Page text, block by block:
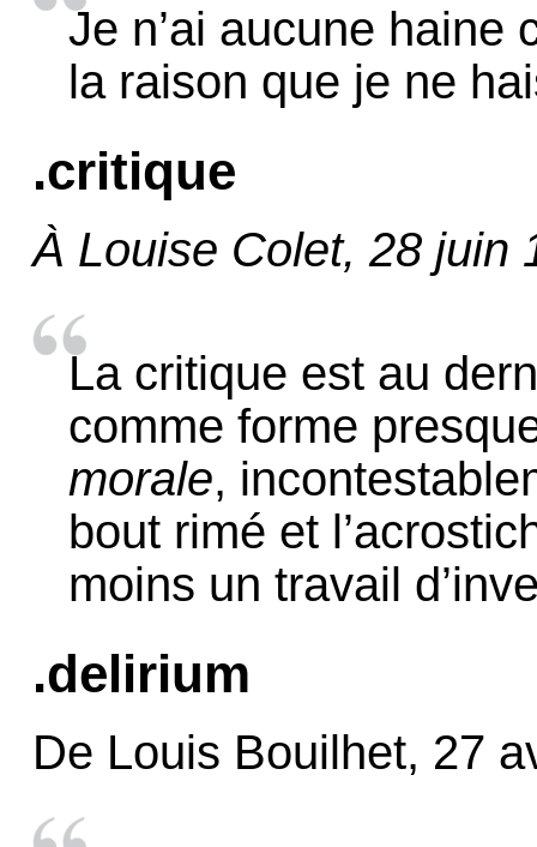
Je n’ai aucune haine
la raison que je ne
.critique
À Louise Colet, 28 juin
La critique est au
comme forme
morale,
bout rimé et
moins un travail
.delirium
De Louis Bouilhet, 27